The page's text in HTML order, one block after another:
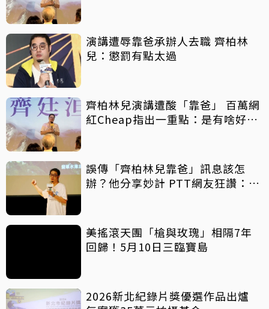
演講遭辱靠爸承辦人去職 齊柏林
兒：懲罰有點太過
齊柏林兒演講遭酸「靠爸」 百萬網
紅Cheap指出一重點：是有啥好靠
誤傳「齊柏林兒靠爸」訊息該怎
辦？他分享妙計 PTT網友狂讚：公
美搖滾天團「槍與玫瑰」相隔7年
回歸！5月10日三臨寶島
2026新北紀錄片獎優選作品出爐